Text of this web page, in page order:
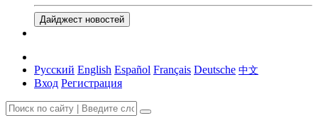
Дайджест новостей
Русский English Español Français Deutsche 中文
Вход Регистрация